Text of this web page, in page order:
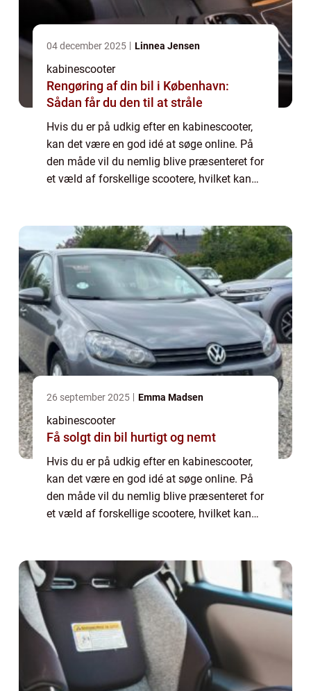
04 december 2025 Linnea Jensen
kabinescooter
Rengøring af din bil i København:
Sådan får du den til at stråle
Hvis du er på udkig efter en kabinescooter,
kan det være en god idé at søge online. På
den måde vil du nemlig blive præsenteret for
et væld af forskellige scootere, hvilket kan
26 september 2025 Emma Madsen
kabinescooter
Få solgt din bil hurtigt og nemt
Hvis du er på udkig efter en kabinescooter,
kan det være en god idé at søge online. På
den måde vil du nemlig blive præsenteret for
et væld af forskellige scootere, hvilket kan